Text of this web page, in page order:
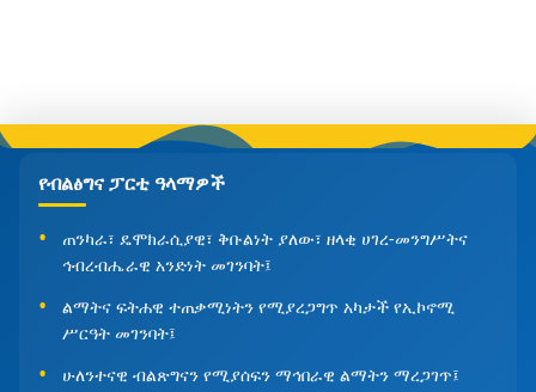
የብልፅግና ፓርቲ ዓላማዎች
ጠንካራ፣ ዴሞክራሲያዊ፣ ቅቡልነት ያለው፣ ዘላቂ ሀገረ-መንግሥትና
ኅብረብሔራዊ አንድነት መገንባት፤
ልማትና ፍትሐዊ ተጠቃሚነትን የሚያረጋግጥ አካታች የኢኮኖሚ
ሥርዓት መገንባት፤
ሁለንተናዊ ብልጽግናን የሚያሰፍን ማኅበራዊ ልማትን ማረጋገጥ፤